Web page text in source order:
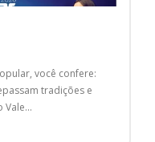
você confere:
tradições e
do Vale...